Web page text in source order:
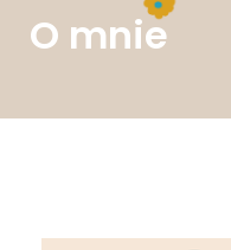
O mnie